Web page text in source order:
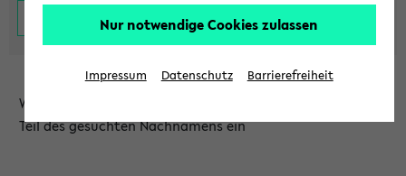
Wählen Sie die Einrichtung aus und/oder geben Sie einen
Teil des gesuchten Nachnamens ein
Nur notwendige Cookies zulassen
Impressum Datenschutz Barrierefreiheit